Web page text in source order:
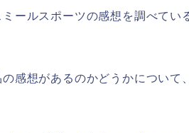
ールスポーツの感想を調べてい
感想があるのかどうかについて、